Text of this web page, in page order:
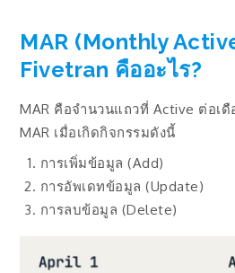
MAR (Monthly
Fivetran คืออะไร?
MAR คือจำนวนแถวที่ Active ต่อเ
MAR เมื่อเกิดกิจกรรมดังนี้
การเพิ่มข้อมูล (Add)
การอัพเดทข้อมูล (Update)
การลบข้อมูล (Delete)